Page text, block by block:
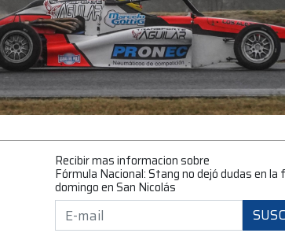
Recibir mas informacion sobre
Fórmula Nacional: Stang no dejó dudas en la
domingo en San Nicolás